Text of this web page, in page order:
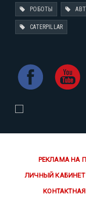
РОБОТЫ
CATERPILLAR
РЕКЛАМА НА
ЛИЧНЫЙ КАБИНЕТ